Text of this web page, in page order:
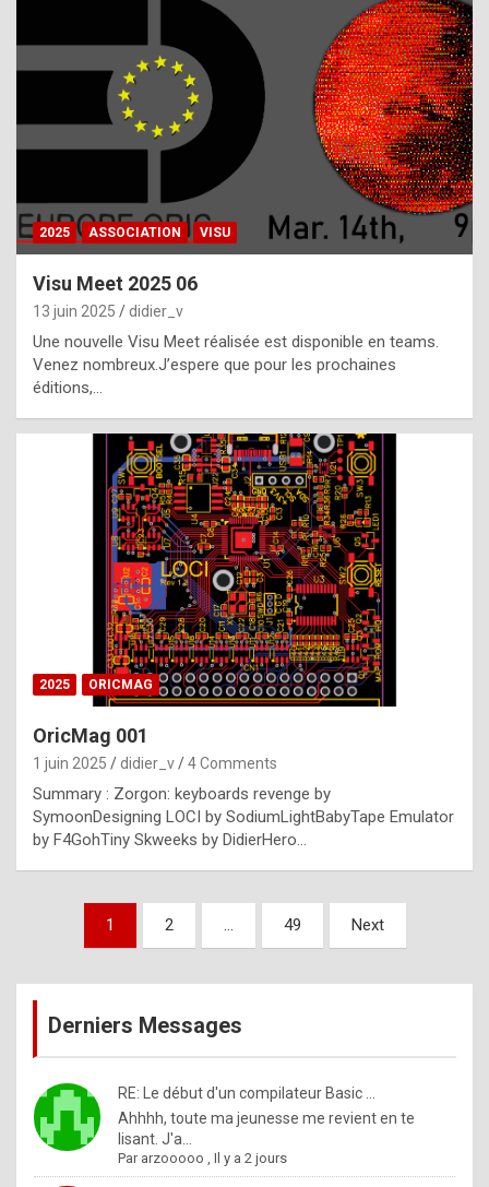
h
a
t
t
e
b
e
s
t
p
h
o
n
y
l
e
x
a
%
m
a
d
2025 ASSOCIATION VISU
Visu Meet 2025 06
13 juin 2025 didier_v
Une nouvelle Visu Meet réalisée est disponible en teams.
Venez nombreux.J’espere que pour les prochaines
éditions,…
2025 ORICMAG
OricMag 001
1 juin 2025 didier_v 4 Comments
Summary : Zorgon: keyboards revenge by
SymoonDesigning LOCI by SodiumLightBabyTape Emulator
by F4GohTiny Skweeks by DidierHero…
Pagination
publications
1 2 … 49 Next
Derniers Messages
RE: Le début d'un compilateur Basic ...
Ahhhh, toute ma jeunesse me revient en te
lisant. J'a...
Par arzooooo ,Il y a 2 jours